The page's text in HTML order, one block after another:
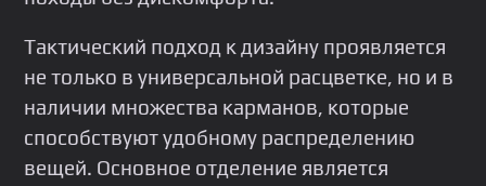
Тактический подход к дизайну проявляется
не только в универсальной расцветке, но и в
наличии множества карманов, которые
способствуют удобному распределению
вещей. Основное отделение является